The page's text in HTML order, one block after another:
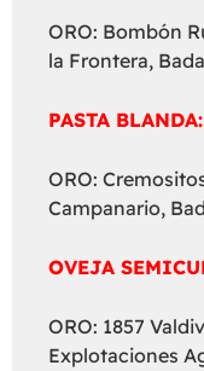
ORO: Bombón
la Frontera,
PASTA
ORO:
Campanario,
OVEJA
ORO: 1857
Explotaciones